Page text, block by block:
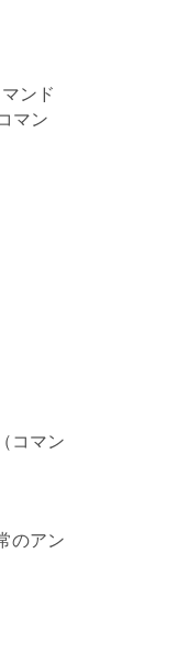
ンド
マン
コマン
のアン